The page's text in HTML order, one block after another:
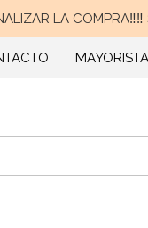
LA COMPRA‼️‼️